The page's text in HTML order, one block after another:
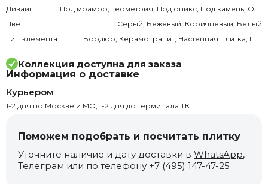
Дизайн:
Под мрамор, Геометрия, Под оникс, Под камень, Орнамент
Цвет:
Серый, Бежевый, Коричневый, Белый
Тип элемента:
Бордюр, Керамогранит, Настенная плитка, Плинтус
Коллекция доступна для заказа
Информация о доставке
Курьером
1-2 дня по Москве и МО, 1-2 дня до терминала ТК
Поможем подобрать и посчитать плитку
Уточните наличие и дату доставки в WhatsApp,
Телеграм или по телефону +7 (495) 147-47-25